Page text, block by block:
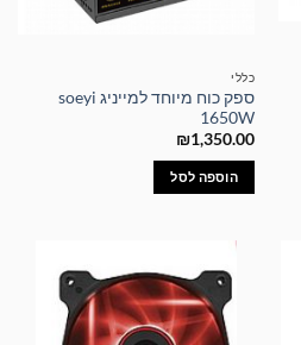
כללי
ספק כוח מיוחד למייניג soeyi
1650W
₪1,350.00
הוספה לסל